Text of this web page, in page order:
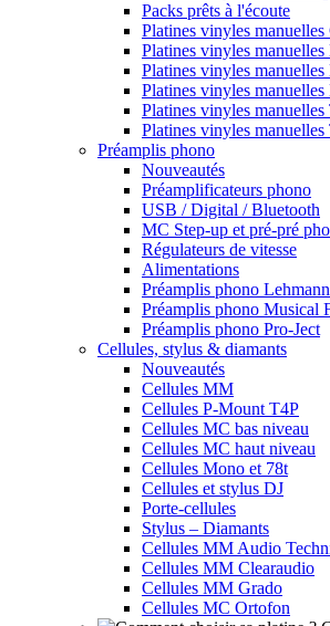
Packs prêts à l'écoute
Platines vinyles manuelles
Platines vinyles
Platines vinyles manuelles
Platines vinyles manuelles
Platines vinyles manuelles
Platines vinyles manuelles
Préamplis phono
Nouveautés
Préamplificateurs phono
USB / Digital / Bluetooth
MC Step-up et pré-pré
Régulateurs de vitesse
Alimentations
Préamplis phono
Préamplis phono Musical
Préamplis phono Pro-Ject
Cellules, stylus & diamants
Nouveautés
Cellules MM
Cellules P-Mount T4P
Cellules MC bas niveau
Cellules MC haut niveau
Cellules Mono et 78t
Cellules et stylus DJ
Porte-cellules
Stylus – Diamants
Cellules MM Audio
Cellules MM Clearaudio
Cellules MM Grado
Cellules MC Ortofon